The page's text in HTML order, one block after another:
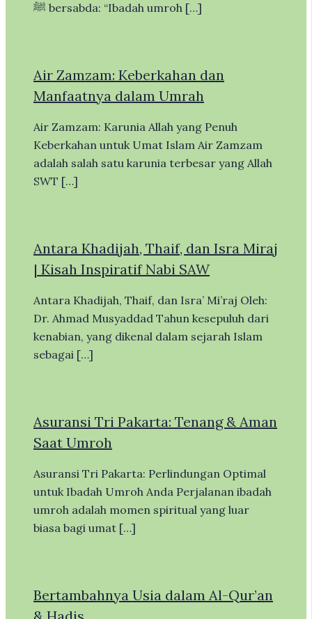
ﷺ bersabda: “Ibadah umroh […]
Air Zamzam: Keberkahan dan
Manfaatnya dalam Umrah
Air Zamzam: Karunia Allah yang Penuh
Keberkahan untuk Umat Islam Air Zamzam
adalah salah satu karunia terbesar yang Allah
SWT […]
Antara Khadijah, Thaif, dan Isra Miraj
| Kisah Inspiratif Nabi SAW
Antara Khadijah, Thaif, dan Isra’ Mi’raj Oleh:
Dr. Ahmad Musyaddad Tahun kesepuluh dari
kenabian, yang dikenal dalam sejarah Islam
sebagai […]
Asuransi Tri Pakarta: Tenang & Aman
Saat Umroh
Asuransi Tri Pakarta: Perlindungan Optimal
untuk Ibadah Umroh Anda Perjalanan ibadah
umroh adalah momen spiritual yang luar
biasa bagi umat […]
Bertambahnya Usia dalam Al-Qur’an